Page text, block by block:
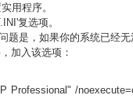
用程序。
复选项。
是，如果你的系统已经无
加入该选项：
Professional" /